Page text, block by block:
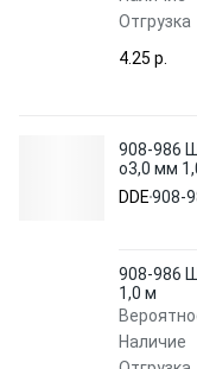
Отгрузка
4.25 p.
908-986
o3,0 мм
DDE908-
908-986
1,0 м
Наличие